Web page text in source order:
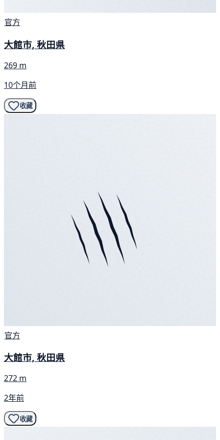
官方
大館市, 秋田県
269 m
10个月前
收藏
官方
大館市, 秋田県
272 m
2年前
收藏